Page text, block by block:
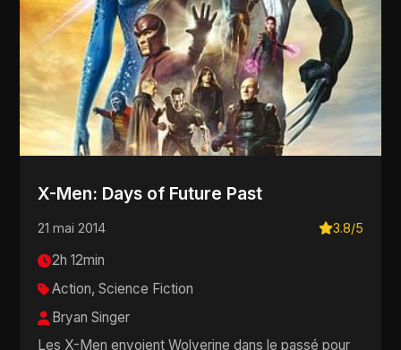
X-Men: Days of Future Past
21 mai 2014 3.8/5
2h 12min
Action, Science Fiction
Bryan Singer
Les X-Men envoient Wolverine dans le passé pour